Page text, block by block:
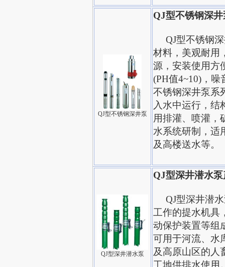
QJ型不锈钢深井泵
QJ型不锈钢深
QJ型不锈钢深
材料，美观耐用
源，安装使用方
(PH值4~10)，
不锈钢深井泵系
入水中运行，结
用排灌、喷灌，
水系统研制，适
及高楼送水等。
QJ型深井潜水泵
QJ型深井潜水
QJ型深井潜水
工作的提水机具
动保护装置等组
可用于河流、水
及高原山区的人
工地供排水使用